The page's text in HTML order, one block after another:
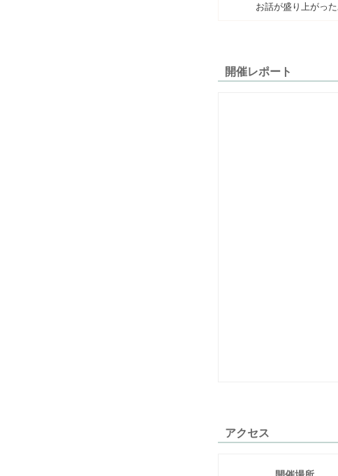
お話が盛り上がっ
開催レポート
アクセス